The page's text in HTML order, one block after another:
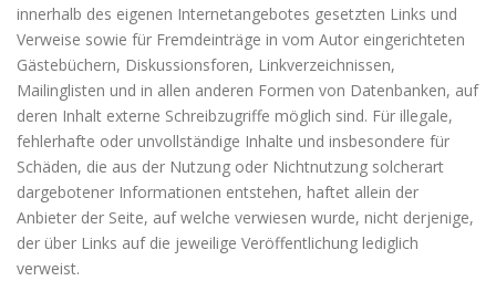
innerhalb des eigenen Internetangebotes gesetzten Links und
Verweise sowie für Fremdeinträge in vom Autor eingerichteten
Gästebüchern, Diskussionsforen, Linkverzeichnissen,
Mailinglisten und in allen anderen Formen von Datenbanken, auf
deren Inhalt externe Schreibzugriffe möglich sind. Für illegale,
fehlerhafte oder unvollständige Inhalte und insbesondere für
Schäden, die aus der Nutzung oder Nichtnutzung solcherart
dargebotener Informationen entstehen, haftet allein der
Anbieter der Seite, auf welche verwiesen wurde, nicht derjenige,
der über Links auf die jeweilige Veröffentlichung lediglich
verweist.